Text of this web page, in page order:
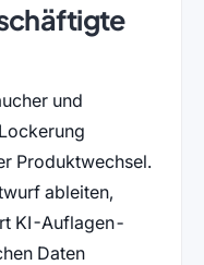
und
Produktwechsel.
ableiten,
KI-Auflagen-
Daten